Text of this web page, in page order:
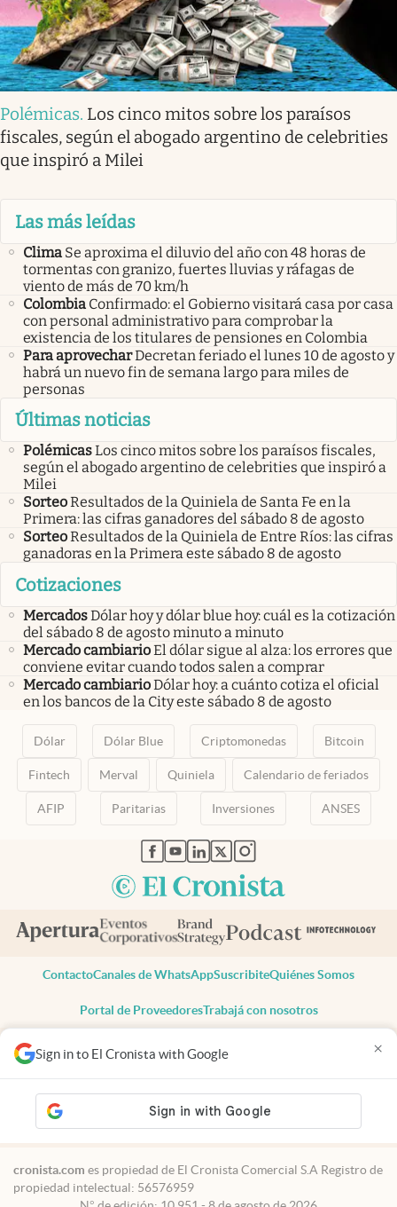
Sign in to El Cronista with Google ×
Polémicas. Los cinco mitos sobre los paraísos
fiscales, según el abogado argentino de celebrities
que inspiró a Milei
Las más leídas
Clima Se aproxima el diluvio del año con 48 horas de
tormentas con granizo, fuertes lluvias y ráfagas de
viento de más de 70 km/h
Colombia Confirmado: el Gobierno visitará casa por casa
con personal administrativo para comprobar la
existencia de los titulares de pensiones en Colombia
Para aprovecharDecretan feriado el lunes 10 de agosto y
habrá un nuevo fin de semana largo para miles de
personas
Últimas noticias
PolémicasLos cinco mitos sobre los paraísos fiscales,
según el abogado argentino de celebrities que inspiró a
Milei
SorteoResultados de la Quiniela de Santa Fe en la
Primera: las cifras ganadores del sábado 8 de agosto
SorteoResultados de la Quiniela de Entre Ríos: las cifras
ganadoras en la Primera este sábado 8 de agosto
Cotizaciones
MercadosDólar hoy y dólar blue hoy: cuál es la cotización
del sábado 8 de agosto minuto a minuto
Mercado cambiarioEl dólar sigue al alza: los errores que
conviene evitar cuando todos salen a comprar
Mercado cambiarioDólar hoy: a cuánto cotiza el oficial
en los bancos de la City este sábado 8 de agosto
Dólar Dólar Blue Criptomonedas Bitcoin
Fintech Merval Quiniela Calendario de feriados
AFIP Paritarias Inversiones ANSES
abre en nueva pestaña
abre en nueva pestaña
abre en nueva pestaña
abre en nueva pestaña
abre en nueva pestaña
ContactoCanales de WhatsAppSuscribiteQuiénes Somos
Portal de ProveedoresTrabajá con nosotros
Todos los derechos reservados
Privacidad
Consentimiento
Tel:+54 11 7078-3270
cronista.com es propiedad de El Cronista Comercial S.A Registro de
propiedad intelectual: 56576959